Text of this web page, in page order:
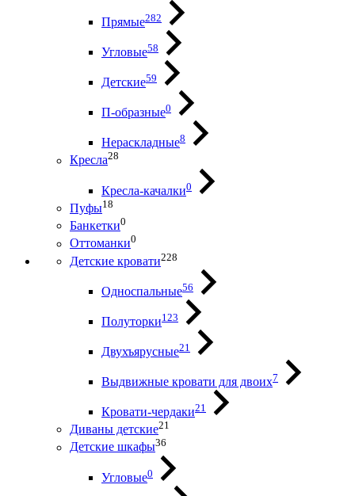
Прямые282
Угловые58
Детские59
П-образные0
Нераскладные8
Кресла28
Кресла-качалки0
Пуфы18
Банкетки0
Оттоманки0
Детские кровати228
Односпальные56
Полуторки123
Двухъярусные21
Выдвижные кровати для двоих7
Кровати-чердаки21
Диваны детские21
Детские шкафы36
Угловые0